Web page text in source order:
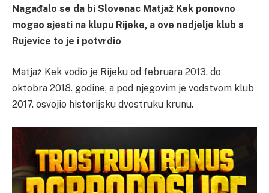
Nagađalo se da bi Slovenac Matjaž Kek ponovno
mogao sjesti na klupu Rijeke, a ove nedjelje klub s
Rujevice to je i potvrdio
Matjaž Kek vodio je Rijeku od februara 2013. do
oktobra 2018. godine, a pod njegovim je vodstvom klub
2017. osvojio historijsku dvostruku krunu.